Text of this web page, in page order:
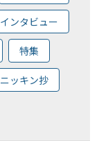
インタビュー
特集
ニッキン抄